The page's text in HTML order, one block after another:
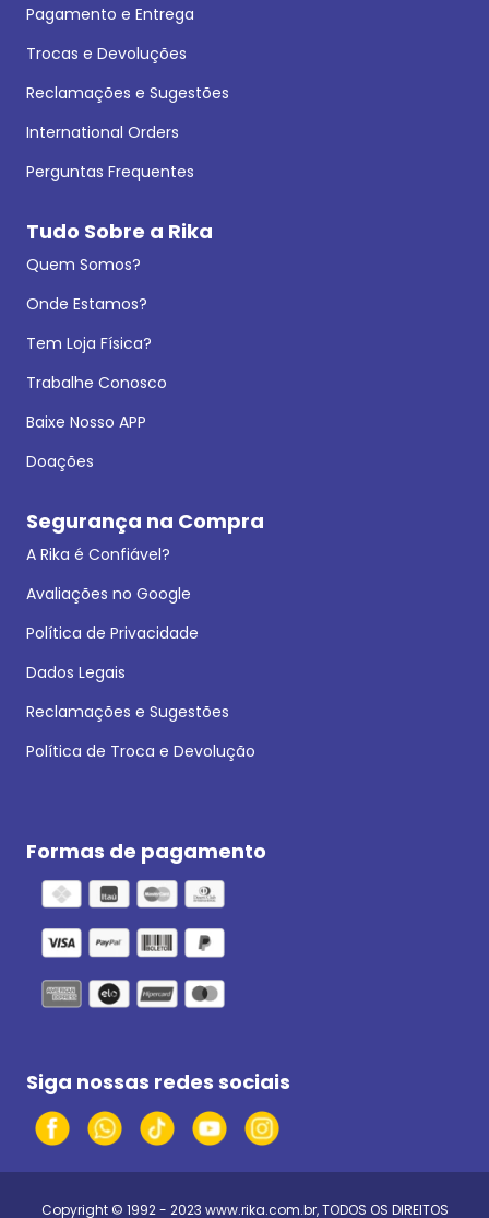
Pagamento e Entrega
Trocas e Devoluções
Reclamações e Sugestões
International Orders
Perguntas Frequentes
Tudo Sobre a Rika
Quem Somos?
Onde Estamos?
Tem Loja Física?
Trabalhe Conosco
Baixe Nosso APP
Doações
Segurança na Compra
A Rika é Confiável?
Avaliações no Google
Política de Privacidade
Dados Legais
Reclamações e Sugestões
Política de Troca e Devolução
Formas de pagamento
Siga nossas redes sociais
Copyright © 1992 - 2023 www.rika.com.br, TODOS OS DIREITOS